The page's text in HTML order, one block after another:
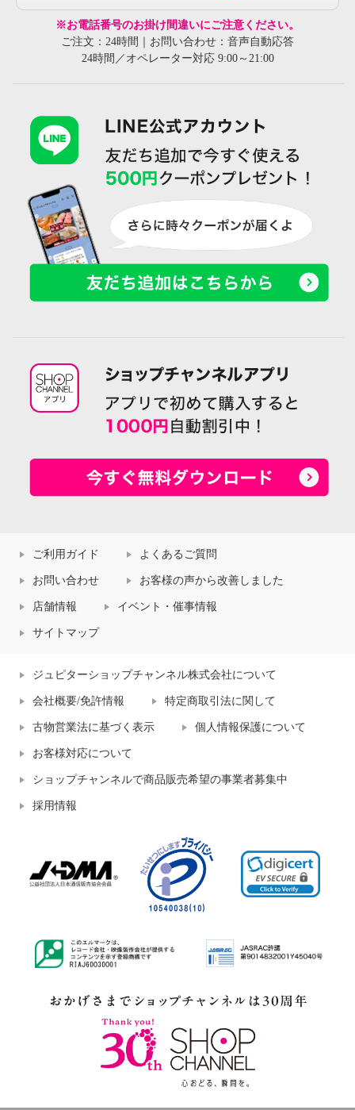
※お電話番号のお掛け間違いにご注意ください。
ご注文：24時間｜お問い合わせ：音声自動応答
24時間／オペレーター対応 9:00～21:00
ご利用ガイド よくあるご質問
お問い合わせ お客様の声から改善しました
店舗情報 イベント・催事情報
サイトマップ
ジュピターショップチャンネル株式会社について
会社概要/免許情報 特定商取引法に関して
古物営業法に基づく表示 個人情報保護について
お客様対応について
ショップチャンネルで商品販売希望の事業者募集中
採用情報